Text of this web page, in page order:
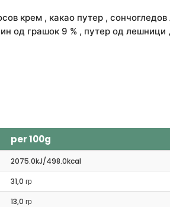
крем , какао путер , сончогледов
од грашок 9 % , путер од лешници
per 100g
2075.0kJ/498.0kcal
31,0 гр
13,0 гр